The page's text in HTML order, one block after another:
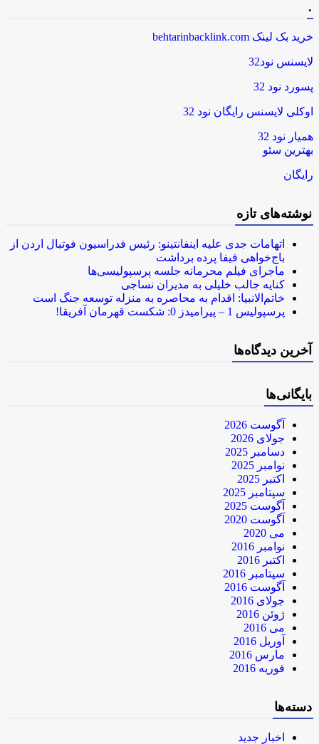
خرید بک لینک behtarinbacklink.com
لایسنس نود32
پسورد نود 32
اوکلی لایسنس رایگان نود 32
همیار نود 32
بهترین سئو
رایگان
نوشته‌های تازه
اتهامات جدی علیه اینفانتینو: رئیس فدراسیون فوتبال اردن از
باج‌خواهی فیفا پرده برداشت
ماجرای فیلم محرمانه جلسه پرسپولیسی‌ها
کنایه جالب خلیلی به مدیران نساجی
خاتم‌الانبیا: اقدام به محاصره به منزله توسعه جنگ است
پرسپولیس 1 – پیرامیدز 0: شکست قهرمان آفریقا!
آخرین دیدگاه‌ها
بایگانی‌ها
آگوست 2026
جولای 2026
دسامبر 2025
نوامبر 2025
اکتبر 2025
سپتامبر 2025
آگوست 2025
آگوست 2020
می 2020
نوامبر 2016
اکتبر 2016
سپتامبر 2016
آگوست 2016
جولای 2016
ژوئن 2016
می 2016
آوریل 2016
مارس 2016
فوریه 2016
دسته‌ها
اخبار جدید